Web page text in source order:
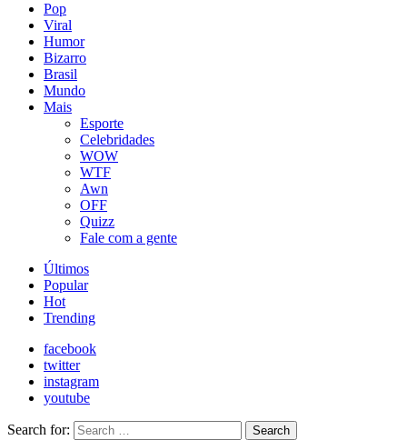
Pop
Viral
Humor
Bizarro
Brasil
Mundo
Mais
Esporte
Celebridades
WOW
WTF
Awn
OFF
Quizz
Fale com a gente
Últimos
Popular
Hot
Trending
facebook
twitter
instagram
youtube
Search for: Search